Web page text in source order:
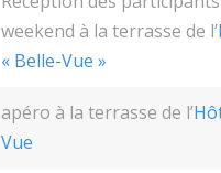
weekend à la terrasse de l’
« Belle-Vue »
apéro à la terrasse de l’
Vue